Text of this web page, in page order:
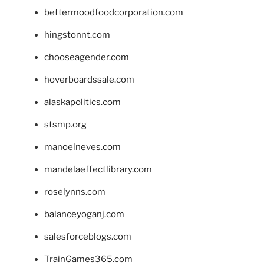
bettermoodfoodcorporation.com
hingstonnt.com
chooseagender.com
hoverboardssale.com
alaskapolitics.com
stsmp.org
manoelneves.com
mandelaeffectlibrary.com
roselynns.com
balanceyoganj.com
salesforceblogs.com
TrainGames365.com